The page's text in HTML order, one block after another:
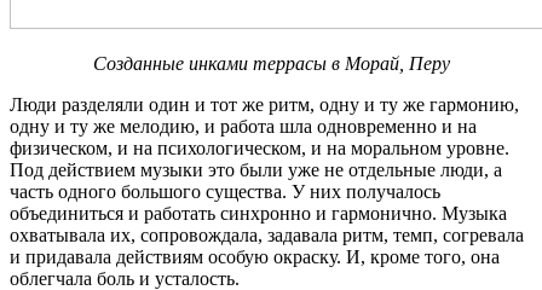
Созданные инками террасы в Морай, Перу
Люди разделяли один и тот же ритм, одну и ту же гармонию,
одну и ту же мелодию, и работа шла одновременно и на
физическом, и на психологическом, и на моральном уровне.
Под действием музыки это были уже не отдельные люди, а
часть одного большого существа. У них получалось
объединиться и работать синхронно и гармонично. Музыка
охватывала их, сопровождала, задавала ритм, темп, согревала
и придавала действиям особую окраску. И, кроме того, она
облегчала боль и усталость.